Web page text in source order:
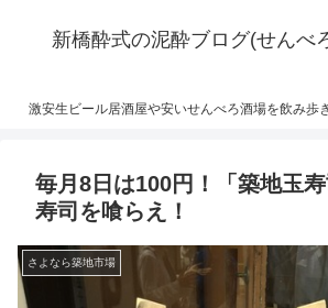
新橋酔式の泥酔ブログ(せんべ
激安生ビール居酒屋や安いせんべろ酒場を飲み歩
毎月8日は100円！「築地玉
寿司を喰らえ！
さよなら築地市場